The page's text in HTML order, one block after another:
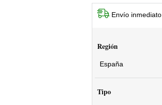
Envío inmediato
Región
España
Tipo